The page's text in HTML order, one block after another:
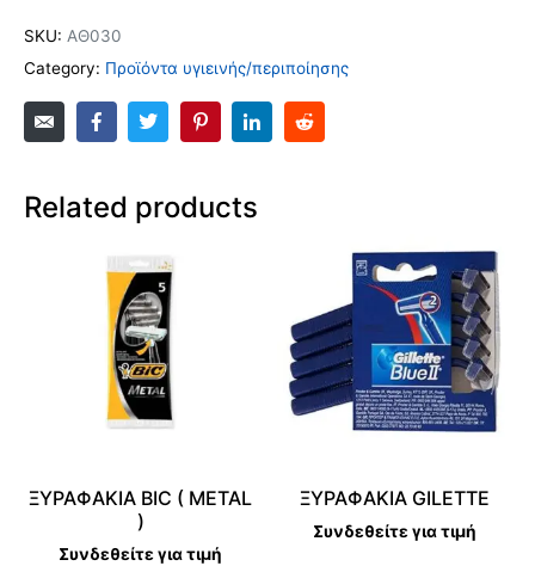
SKU: ΑΘ030
Category: Προϊόντα υγιεινής/περιποίησης
Related products
ΞΥΡΑΦΑΚΙΑ BIC ( METAL
)
Συνδεθείτε για τιμή
ΞΥΡΑΦΑΚΙΑ GILETTE
Συνδεθείτε για τιμή